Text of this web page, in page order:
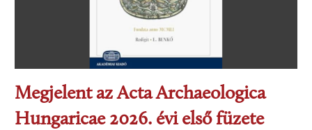
Megjelent az Acta Archaeologica
Hungaricae 2026. évi első füzete